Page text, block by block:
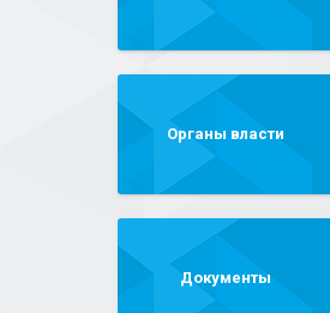
Органы власти
Документы